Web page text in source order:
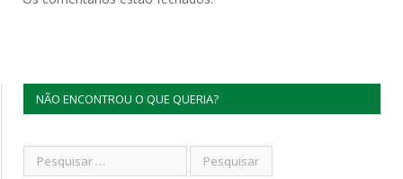
NÃO ENCONTROU O QUE QUERIA?